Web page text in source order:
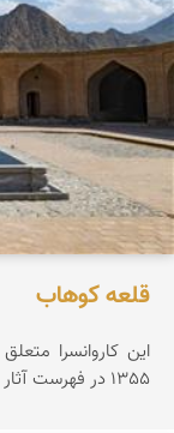
قلعه كوهاب
1355 در فهرست آثار ملی به ثبت رسیده است